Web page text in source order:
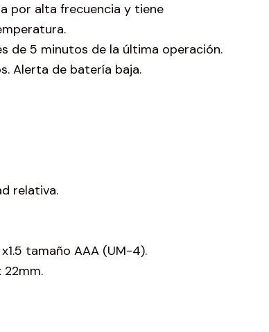
por alta frecuencia y tiene
de 5 minutos de la última operación.
Alerta de batería baja.
relativa.
tamaño AAA (UM-4).
22mm.